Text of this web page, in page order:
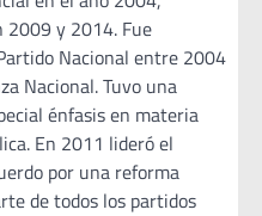
2009 y 2014. Fue
Nacional entre 2004
Nacional. Tuvo una
énfasis en materia
En 2011 lideró el
por una reforma
de todos los partidos